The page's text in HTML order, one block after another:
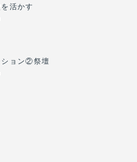
活かす
ション②祭壇